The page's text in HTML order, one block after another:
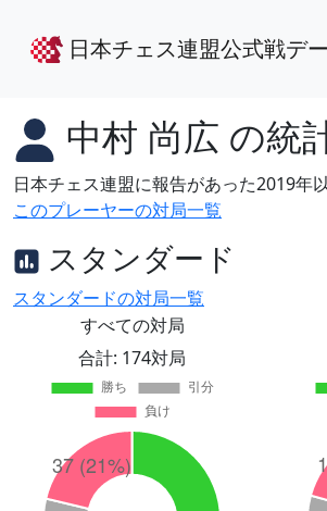
日本チェス連盟公式戦デ
中村 尚広 の統
日本チェス連盟に報告があった2019年
このプレーヤーの対局一覧
スタンダード
スタンダードの対局一覧
すべての対局
合計: 174対局